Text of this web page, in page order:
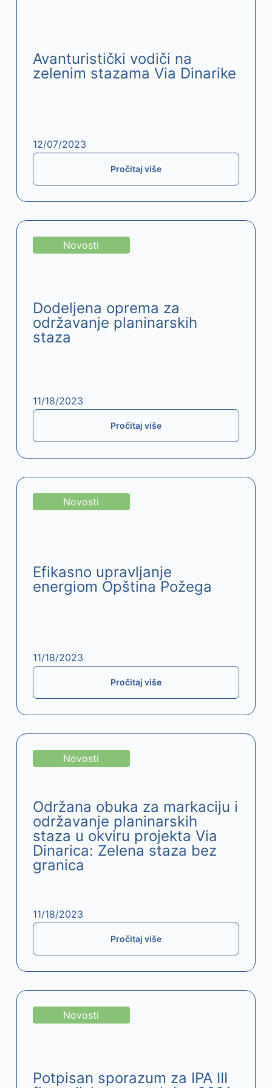
Avanturistički vodiči na
zelenim stazama Via Dinarike
12/07/2023
Pročitaj više
Novosti
Dodeljena oprema za
održavanje planinarskih
staza
11/18/2023
Pročitaj više
Novosti
Efikasno upravljanje
energiom​ Opština Požega
11/18/2023
Pročitaj više
Novosti
Održana obuka za markaciju i
održavanje planinarskih
staza u okviru projekta Via
Dinarica: Zelena staza bez
granica
11/18/2023
Pročitaj više
Novosti
Potpisan sporazum za IPA III